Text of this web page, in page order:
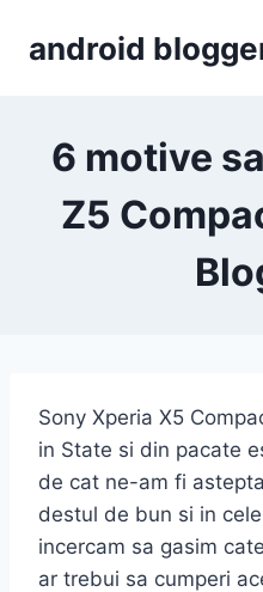
android
6 motive
Z5
Sony Xperia X5
in State si din pacate
de cat ne-am fi
destul de bun si in
incercam sa gasim
ar trebui sa cumperi